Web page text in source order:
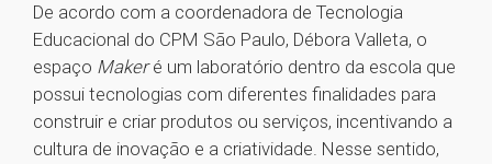
De acordo com a coordenadora de Tecnologia
Educacional do CPM São Paulo, Débora Valleta, o
espaço Makeré um laboratório dentro da escola que
possui tecnologias com diferentes finalidades para
construir e criar produtos ou serviços, incentivando a
cultura de inovação e a criatividade. Nesse sentido,